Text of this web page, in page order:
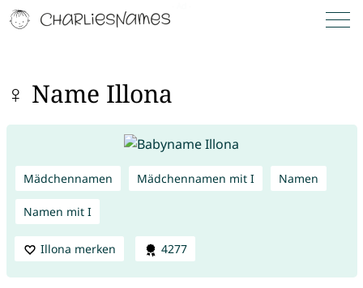
♀ Name Illona
Mädchennamen Mädchennamen mit I Namen
Namen mit I
Illona merken 4277